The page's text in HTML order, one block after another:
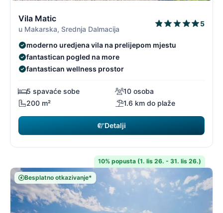
Vila Matic
u Makarska, Srednja Dalmacija
5
moderno uredjena vila na prelijepom mjestu
fantastican pogled na more
fantastican wellness prostor
5 spavaće sobe
10 osoba
200 m²
1.6 km do plaže
Detalji
10% popusta (1. lis 26. - 31. lis 26.)
Besplatno otkazivanje*